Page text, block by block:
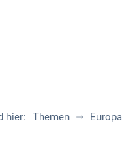
hier: Themen